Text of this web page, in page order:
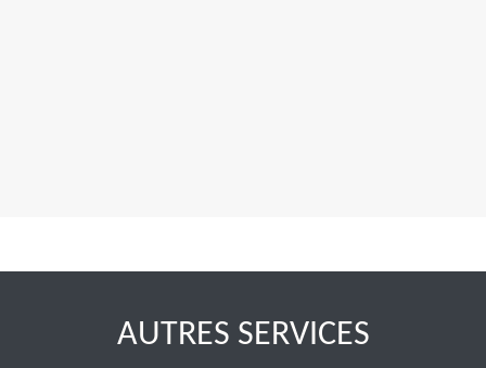
AUTRES SERVICES